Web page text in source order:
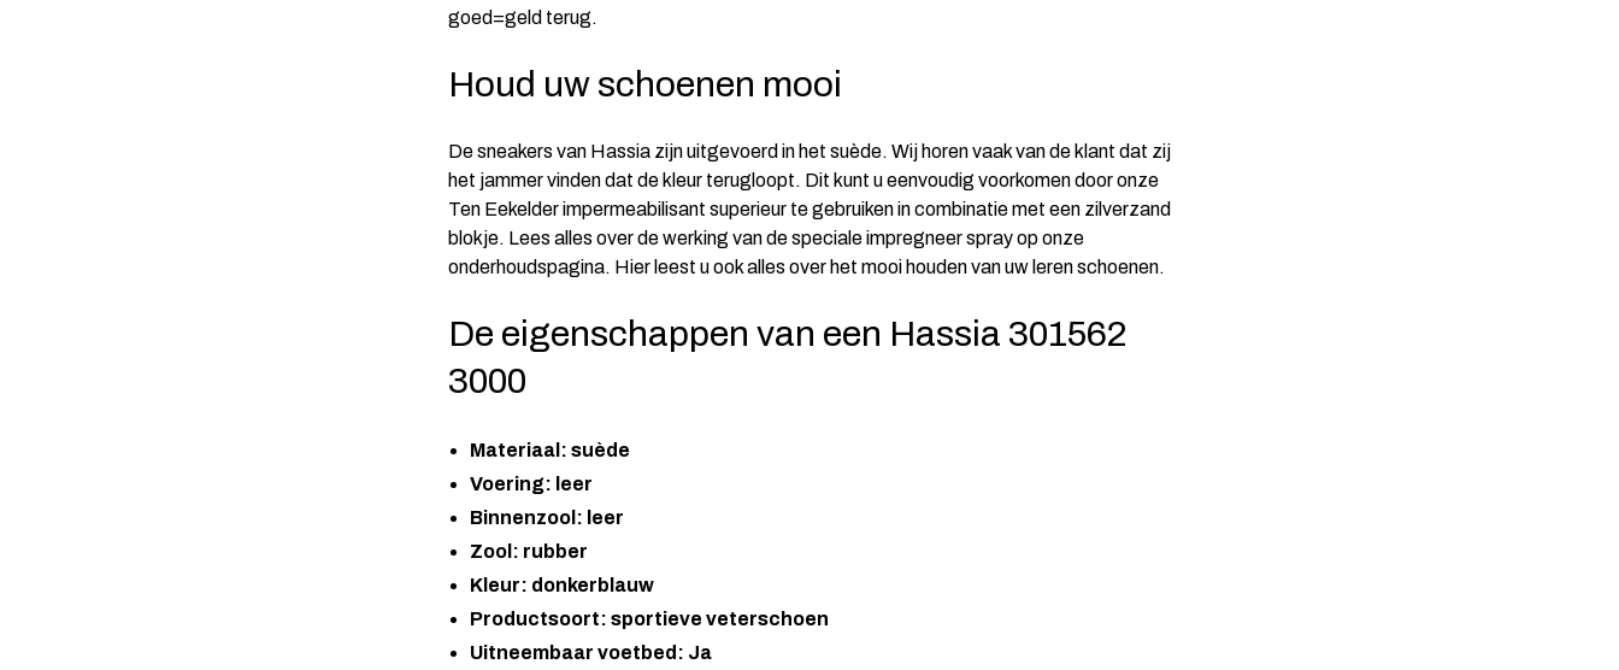
goed=geld terug.
Houd uw schoenen mooi
De sneakers van Hassia zijn uitgevoerd in het suède. Wij horen vaak van de klant dat zij
het jammer vinden dat de kleur terugloopt. Dit kunt u eenvoudig voorkomen door onze
Ten Eekelder impermeabilisant superieur te gebruiken in combinatie met een zilverzand
blokje. Lees alles over de werking van de speciale impregneer spray op onze
onderhoudspagina. Hier leest u ook alles over het mooi houden van uw leren schoenen.
De eigenschappen van een Hassia 301562
3000
Materiaal: suède
Voering: leer
Binnenzool: leer
Zool: rubber
Kleur: donkerblauw
Productsoort: sportieve veterschoen
Uitneembaar voetbed: Ja